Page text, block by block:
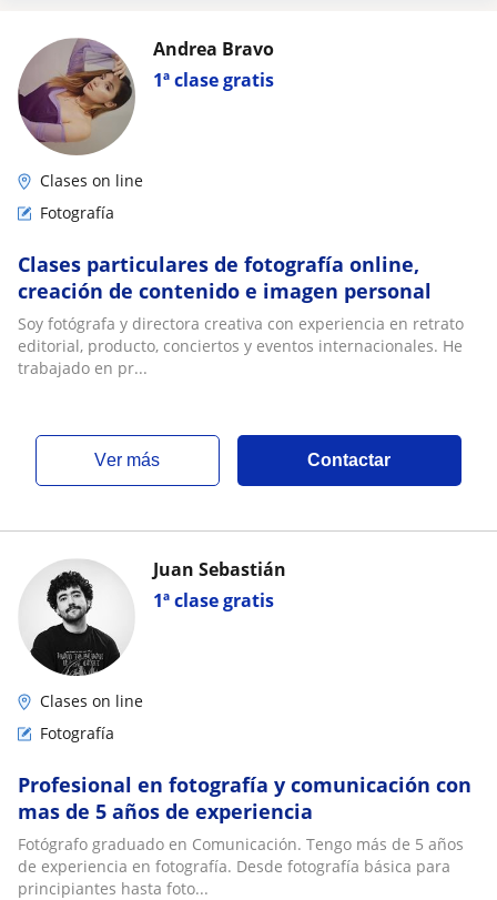
1ª clase gratis
Andrea Bravo
Clases on line
Fotografía
Clases particulares de fotografía online,
creación de contenido e imagen personal
Soy fotógrafa y directora creativa con experiencia en retrato
editorial, producto, conciertos y eventos internacionales. He
trabajado en pr...
ver más Contactar
1ª clase gratis
Juan Sebastián
Clases on line
Fotografía
Profesional en fotografía y comunicación con
mas de 5 años de experiencia
Fotógrafo graduado en Comunicación. Tengo más de 5 años
de experiencia en fotografía. Desde fotografía básica para
principiantes hasta foto...